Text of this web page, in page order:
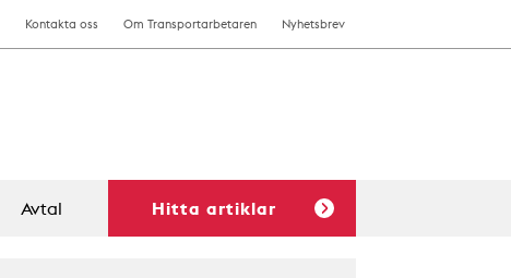
Kontakta oss Om Transportarbetaren Nyhetsbrev
Avtal Hitta artiklar